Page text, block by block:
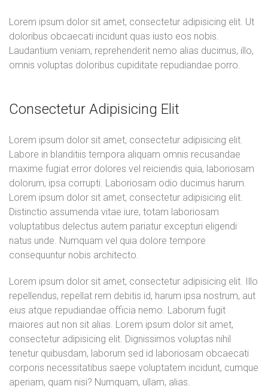
Lorem ipsum dolor sit amet, consectetur adipisicing elit. Ut
doloribus obcaecati incidunt quas iusto eos nobis.
Laudantium veniam, reprehenderit nemo alias ducimus, illo,
omnis voluptas doloribus cupiditate repudiandae porro.
Consectetur Adipisicing Elit
Lorem ipsum dolor sit amet, consectetur adipisicing elit.
Labore in blanditiis tempora aliquam omnis recusandae
maxime fugiat error dolores vel reiciendis quia, laboriosam
dolorum, ipsa corrupti. Laboriosam odio ducimus harum.
Lorem ipsum dolor sit amet, consectetur adipisicing elit.
Distinctio assumenda vitae iure, totam laboriosam
voluptatibus delectus autem pariatur excepturi eligendi
natus unde. Numquam vel quia dolore tempore
consequuntur nobis architecto.
Lorem ipsum dolor sit amet, consectetur adipisicing elit. Illo
repellendus, repellat rem debitis id, harum ipsa nostrum, aut
eius atque repudiandae officia nemo. Laborum fugit
maiores aut non sit alias. Lorem ipsum dolor sit amet,
consectetur adipisicing elit. Dignissimos voluptas nihil
tenetur quibusdam, laborum sed id laboriosam obcaecati
corporis necessitatibus saepe voluptatem incidunt, cumque
aperiam, quam nisi? Numquam, ullam, alias.